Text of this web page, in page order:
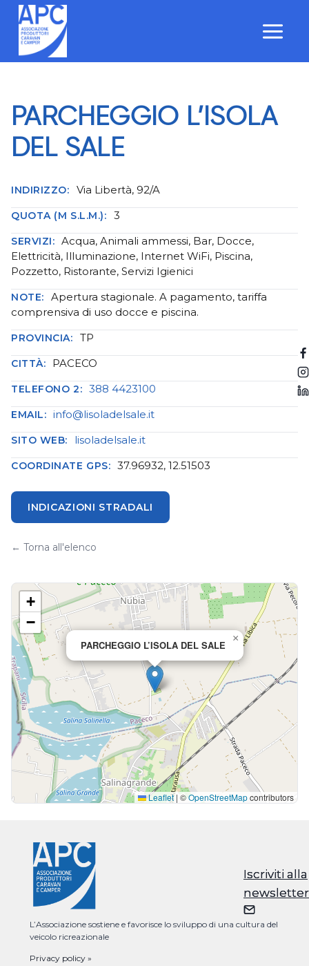
Salta
contenuto
Iscriviti alla
newsletter
PARCHEGGIO L’ISOLA
DEL SALE
INDIRIZZO: Via Libertà, 92/A
QUOTA (M S.L.M.): 3
SERVIZI: Acqua, Animali ammessi, Bar, Docce,
Elettricità, Illuminazione, Internet WiFi, Piscina,
Pozzetto, Ristorante, Servizi Igienici
NOTE:
Apertura stagionale. A pagamento, tariffa
comprensiva di uso docce e piscina.
PROVINCIA: TP
CITTÀ: PACECO
TELEFONO 2: 388 4423100
EMAIL: info@lisoladelsale.it
SITO WEB: lisoladelsale.it
COORDINATE GPS: 37.96932, 12.51503
INDICAZIONI STRADALI
← Torna all'elenco
PARCHEGGIO L’ISOLA DEL SALE
×
+
−
Leaflet | ©OpenStreetMapcontributors
L’Associazione sostiene e favorisce lo sviluppo di una cultura del
veicolo ricreazionale
Privacy policy »
Iscriviti alla
newsletter